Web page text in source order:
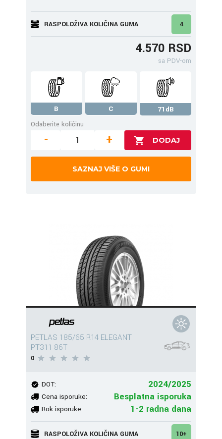
RASPOLOŽIVA KOLIČINA GUMA 4
4.570 RSD
sa PDV-om
B C
71dB
Odaberite količinu
- +
SAZNAJ VIŠE O GUMI
PETLAS 185/65 R14 ELEGANT
PT311 86T
0
DOT: 2024/2025
Cena isporuke: Besplatna isporuka
Rok isporuke: 1-2 radna dana
RASPOLOŽIVA KOLIČINA GUMA 10+